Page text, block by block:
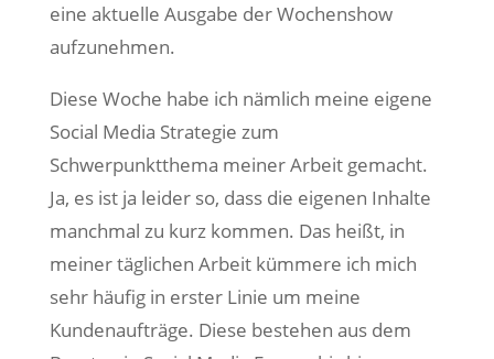
eine aktuelle Ausgabe der Wochenshow
aufzunehmen.
Diese Woche habe ich nämlich meine eigene
Social Media Strategie zum
Schwerpunktthema meiner Arbeit gemacht.
Ja, es ist ja leider so, dass die eigenen Inhalte
manchmal zu kurz kommen. Das heißt, in
meiner täglichen Arbeit kümmere ich mich
sehr häufig in erster Linie um meine
Kundenaufträge. Diese bestehen aus dem